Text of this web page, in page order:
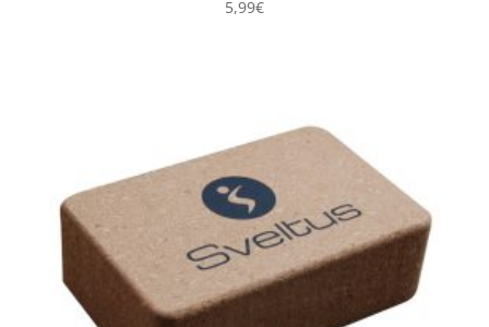
5,99€